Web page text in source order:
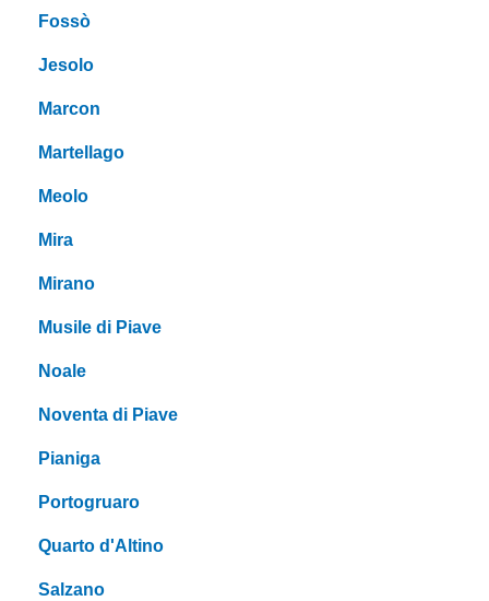
Fossò
Jesolo
Marcon
Martellago
Meolo
Mira
Mirano
Musile di Piave
Noale
Noventa di Piave
Pianiga
Portogruaro
Quarto d'Altino
Salzano